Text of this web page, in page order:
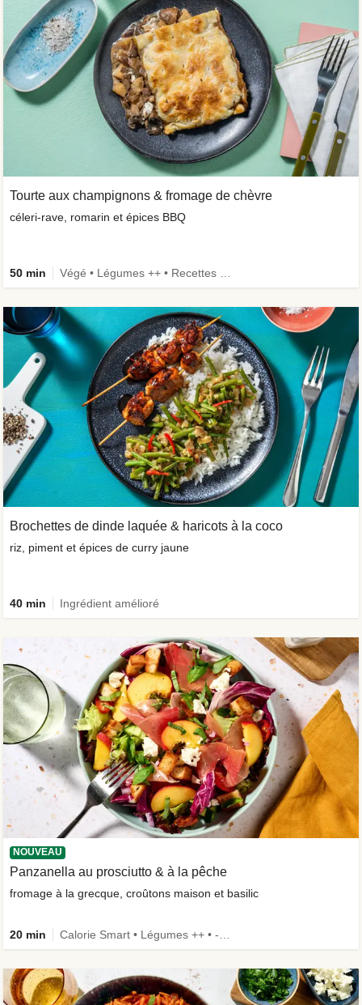
Tourte aux champignons & fromage de chèvre
céleri-rave, romarin et épices BBQ
50 min
Brochettes de dinde laquée & haricots à la coco
riz, piment et épices de curry jaune
40 min Ingrédient amélioré
NOUVEAU
Panzanella au prosciutto & à la pêche
fromage à la grecque, croûtons maison et basilic
20 min